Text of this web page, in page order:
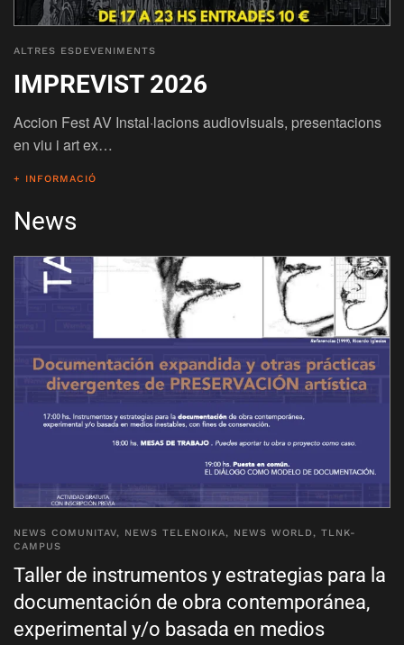
ALTRES ESDEVENIMENTS
IMPREVIST 2026
Accion Fest AV Instal·lacions audiovisuals, presentacions
en viu i art ex…
+ INFORMACIÓ
News
NEWS COMUNITAV, NEWS TELENOIKA, NEWS WORLD, TLNK-
CAMPUS
Taller de instrumentos y estrategias para la
documentación de obra contemporánea,
experimental y/o basada en medios